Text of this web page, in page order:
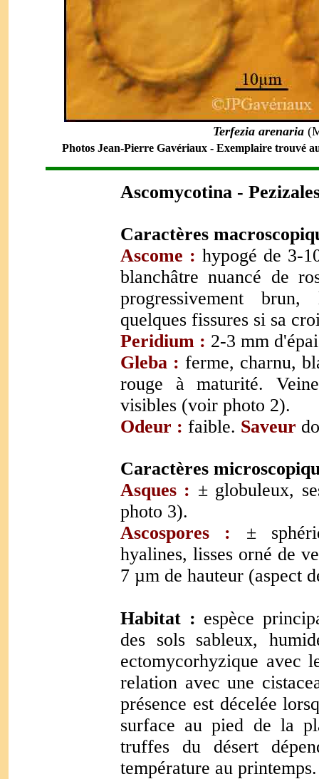
Terfezia arenaria
Photos Jean-Pierre Gavériaux - Exemplaire trouvé
Ascomycotina -
Caractères
Ascome : hypogé de 3-
blanchâtre nuancé de
progressivement
quelques fissures si sa
Peridium : 2-3 mm
Gleba : ferme, charnu,
rouge à maturité.
visibles (voir photo 2).
Odeur : faible. Saveur
Caractères
Asques : ± globuleux,
photo 3).
Ascospores : ±
hyalines, lisses orné de
7 µm de hauteur (aspect
Habitat : espèce
des sols sableux,
ectomycorhyzique avec
relation avec une
présence est décelée
surface au pied de la
truffes du désert
température au